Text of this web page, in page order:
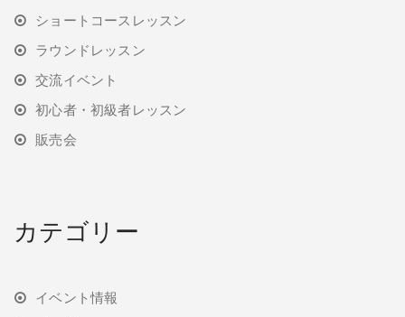
ショートコースレッスン
ラウンドレッスン
交流イベント
初心者・初級者レッスン
販売会
カテゴリー
イベント情報